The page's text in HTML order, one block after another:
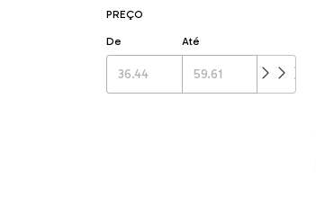
PREÇO
De Até